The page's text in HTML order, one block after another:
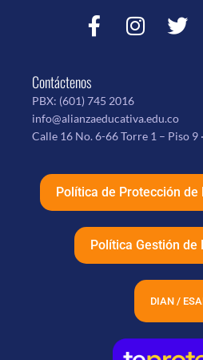
Contáctenos
PBX: (601) 745 2016
info@alianzaeducativa.edu.co
Calle 16 No. 6-66 Torre 1 – Piso 9
Política de Protección de
Política Gestión de
DIAN /